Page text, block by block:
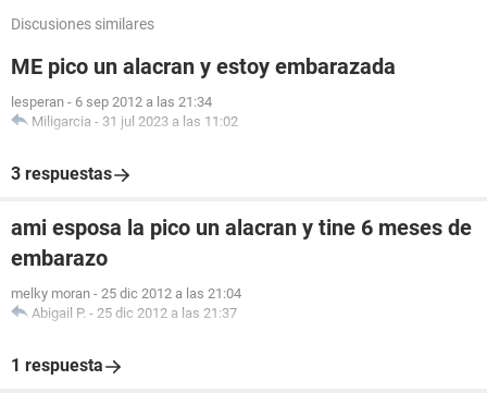
Discusiones similares
ME pico un alacran y estoy embarazada
lesperan - 6 sep 2012 a las 21:34
Miligarcia - 31 jul 2023 a las 11:02
3 respuestas
ami esposa la pico un alacran y tine 6 meses de
embarazo
melky moran - 25 dic 2012 a las 21:04
Abigail P. - 25 dic 2012 a las 21:37
1 respuesta